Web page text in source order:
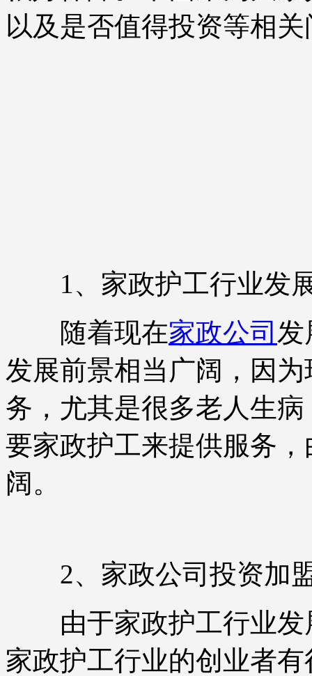
以及是否值得投资等相
1、家政护工行业发
随着现在家政公司 发
发展前景相当广阔，因
务，尤其是很多老人生
要家政护工来提供服务
阔。
2、家政公司投资加
由于家政护工行业发
家政护工行业的创业者